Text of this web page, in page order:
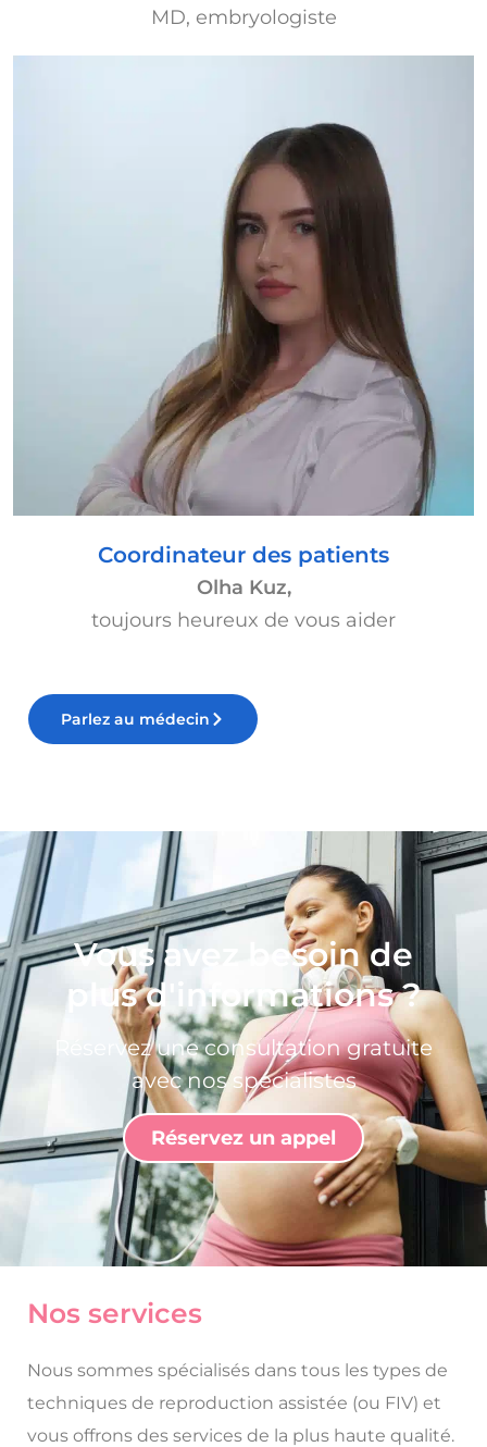
MD, embryologiste
Coordinateur des patients
Olha Kuz,
toujours heureux de vous aider
Parlez au médecin
Vous avez besoin de
plus d'informations ?
Réservez une consultation gratuite
avec nos spécialistes
Réservez un appel
Nos services
Nous sommes spécialisés dans tous les types de
techniques de reproduction assistée (ou FIV) et
vous offrons des services de la plus haute qualité.